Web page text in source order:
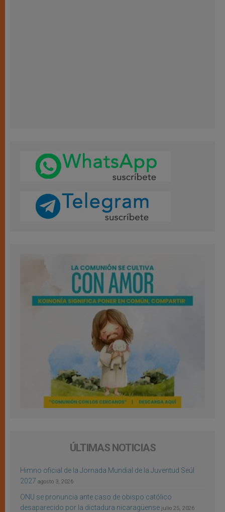
ÚLTIMAS NOTICIAS
Himno oficial de la Jornada Mundial de la Juventud Seúl
2027 agosto 3, 2026
ONU se pronuncia ante caso de obispo católico
desaparecido por la dictadura nicaragüense julio 25, 2026